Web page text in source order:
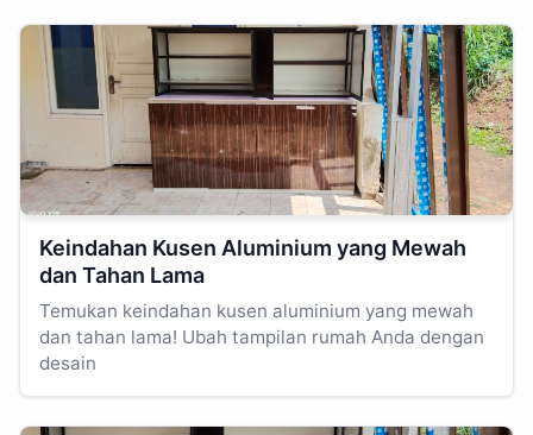
Keindahan Kusen Aluminium yang Mewah
dan Tahan Lama
Temukan keindahan kusen aluminium yang mewah
dan tahan lama! Ubah tampilan rumah Anda dengan
desain